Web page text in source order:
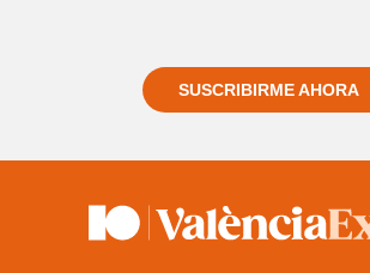
SUSCRIBIRME AHORA